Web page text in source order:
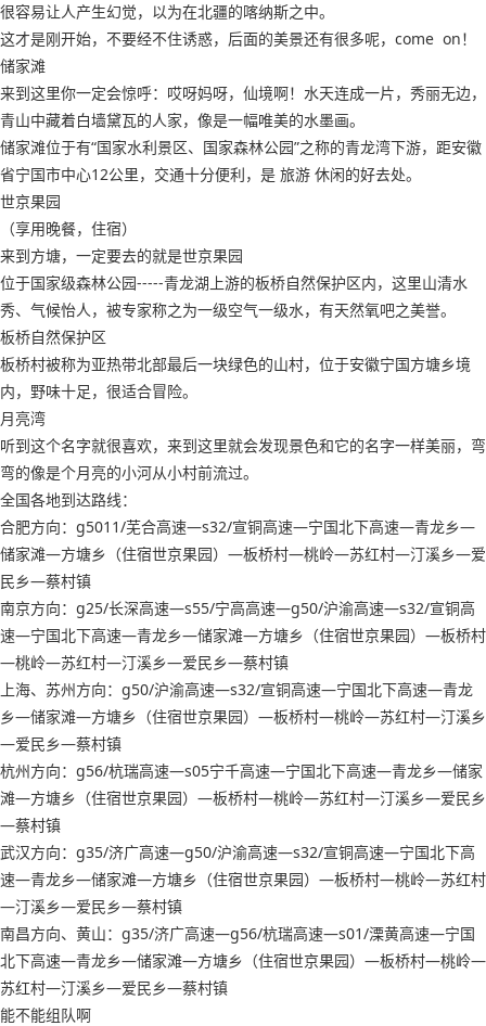
很容易让人产生幻觉，以为在北疆的喀纳斯之中。
这才是刚开始，不要经不住诱惑，后面的美景还有很多呢，come on！
储家滩
来到这里你一定会惊呼：哎呀妈呀，仙境啊！水天连成一片，秀丽无边，
青山中藏着白墙黛瓦的人家，像是一幅唯美的水墨画。
储家滩位于有“国家水利景区、国家森林公园”之称的青龙湾下游，距安徽
省宁国市中心12公里，交通十分便利，是 旅游 休闲的好去处。
世京果园
（享用晚餐，住宿）
来到方塘，一定要去的就是世京果园
位于国家级森林公园-----青龙湖上游的板桥自然保护区内，这里山清水
秀、气候怡人，被专家称之为一级空气一级水，有天然氧吧之美誉。
板桥自然保护区
板桥村被称为亚热带北部最后一块绿色的山村，位于安徽宁国方塘乡境
内，野味十足，很适合冒险。
月亮湾
听到这个名字就很喜欢，来到这里就会发现景色和它的名字一样美丽，弯
弯的像是个月亮的小河从小村前流过。
全国各地到达路线：
合肥方向：g5011/芜合高速—s32/宣铜高速—宁国北下高速—青龙乡—
储家滩—方塘乡（住宿世京果园）—板桥村—桃岭—苏红村—汀溪乡—爱
民乡—蔡村镇
南京方向：g25/长深高速—s55/宁高高速—g50/沪渝高速—s32/宣铜高
速—宁国北下高速—青龙乡—储家滩—方塘乡（住宿世京果园）—板桥村
—桃岭—苏红村—汀溪乡—爱民乡—蔡村镇
上海、苏州方向：g50/沪渝高速—s32/宣铜高速—宁国北下高速—青龙
乡—储家滩—方塘乡（住宿世京果园）—板桥村—桃岭—苏红村—汀溪乡
—爱民乡—蔡村镇
杭州方向：g56/杭瑞高速—s05宁千高速—宁国北下高速—青龙乡—储家
滩—方塘乡（住宿世京果园）—板桥村—桃岭—苏红村—汀溪乡—爱民乡
—蔡村镇
武汉方向：g35/济广高速—g50/沪渝高速—s32/宣铜高速—宁国北下高
速—青龙乡—储家滩—方塘乡（住宿世京果园）—板桥村—桃岭—苏红村
—汀溪乡—爱民乡—蔡村镇
南昌方向、黄山：g35/济广高速—g56/杭瑞高速—s01/溧黄高速—宁国
北下高速—青龙乡—储家滩—方塘乡（住宿世京果园）—板桥村—桃岭—
苏红村—汀溪乡—爱民乡—蔡村镇
能不能组队啊